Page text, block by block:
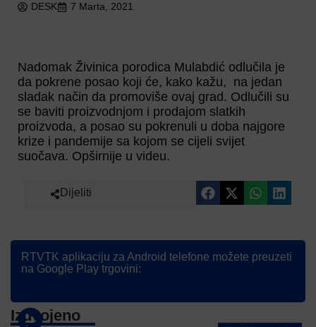
DESK 7 Marta, 2021
Nadomak Živinica porodica Mulabdić odlučila je
da pokrene posao koji će, kako kažu, na jedan
sladak način da promoviše ovaj grad. Odlučili su
se baviti proizvodnjom i prodajom slatkih
proizvoda, a posao su pokrenuli u doba najgore
krize i pandemije sa kojom se cijeli svijet
suočava. Opširnije u videu.
Dijeliti
RTVTK aplikaciju za Android telefone možete preuzeti
na Google Play trgovini:
Izdvojeno